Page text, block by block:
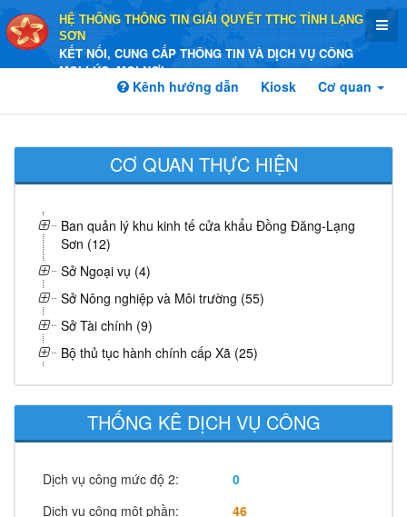
HỆ THỐNG THÔNG TIN GIẢI QUYẾT TTHC TỈNH LẠNG
SƠN
KẾT NỐI, CUNG CẤP THÔNG TIN VÀ DỊCH VỤ CÔNG
MỌI LÚC, MỌI NƠI
Kênh hướng dẫn Kiosk Cơ quan
CƠ QUAN THỰC HIỆN
Ban quản lý khu kinh tế cửa khẩu Đồng Đăng-Lạng
Sơn (12)
Sở Ngoại vụ (4)
Sở Nông nghiệp và Môi trường (55)
Sở Tài chính (9)
Bộ thủ tục hành chính cấp Xã (25)
THỐNG KÊ DỊCH VỤ CÔNG
Dịch vụ công mức độ 2:
0
Dịch vụ công một phần:
46